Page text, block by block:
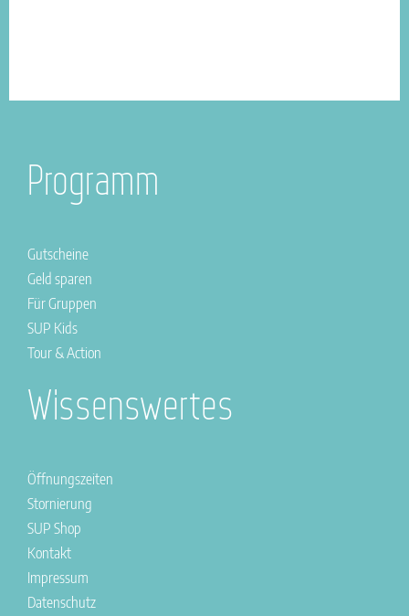
Programm
Gutscheine
Geld sparen
Für Gruppen
SUP Kids
Tour & Action
Wissenswertes
Öffnungszeiten
Stornierung
SUP Shop
Kontakt
Impressum
Datenschutz